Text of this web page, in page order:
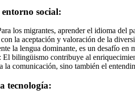
social:
los migrantes, aprender el idioma del
la aceptación y valoración de la
la lengua dominante, es un desafío en
: El bilingüismo contribuye al
la comunicación, sino también el
tecnología: